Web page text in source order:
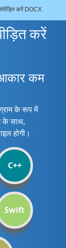
करें DOCX
करें
कम
के रूप में
के साथ,
होगी।
C++
Swift